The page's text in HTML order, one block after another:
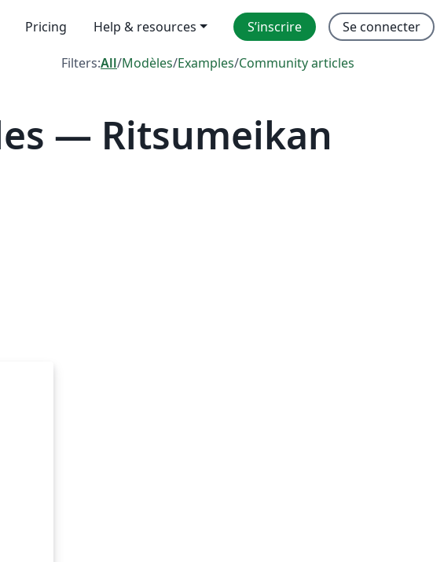
Pricing Help & resources S’inscrire Se connecter
Filters:All/Modèles/Examples/Community articles
— Ritsumeikan